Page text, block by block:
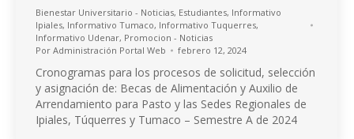
Bienestar Universitario - Noticias, Estudiantes, Informativo
Ipiales, Informativo Tumaco, Informativo Tuquerres,
Informativo Udenar, Promocion - Noticias
Por Administración Portal Web febrero 12, 2024
Cronogramas para los procesos de solicitud, selección
y asignación de: Becas de Alimentación y Auxilio de
Arrendamiento para Pasto y las Sedes Regionales de
Ipiales, Túquerres y Tumaco – Semestre A de 2024